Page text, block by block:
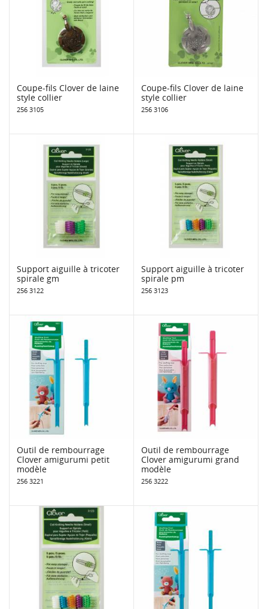
Coupe-fils Clover de laine
style collier
256 3105
Coupe-fils Clover de laine
style collier
256 3106
Support aiguille à tricoter
spirale gm
256 3122
Support aiguille à tricoter
spirale pm
256 3123
Outil de rembourrage
Clover amigurumi petit
modèle
256 3221
Outil de rembourrage
Clover amigurumi grand
modèle
256 3222